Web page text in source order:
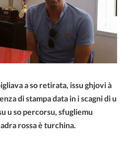
a so retirata, issu ghjovi à
di stampa data in i scagni di u
u so percorsu, sfugliemu
rossa è turchina.